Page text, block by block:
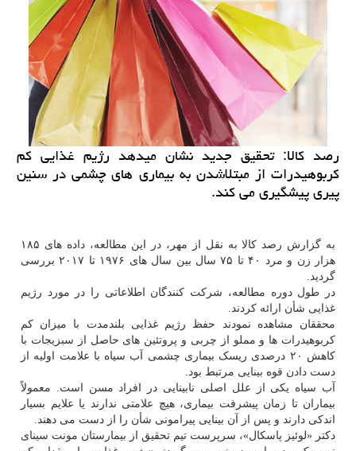
رصد كالا: تحقیق جدید نشان میدهد رژیم غذایی كم
كربوهیدرات از مبتلاشدن به بیماری های چشمی در سنین
پیری پیشگیری می كند.
به گزارش رصد کالا به نقل از مهر، در این مطالعه، داده های ۱۸۵
هزار زن و مرد ۴۰ تا ۷۵ سال بین سال های ۱۹۷۶ تا ۲۰۱۷ بررسی
گردید.
در طول دوره مطالعه، شرکت کنندگان اطلاعاتی را در مورد رژیم
غذایی شأن ارائه کردند.
محققان مشاهده نمودند حفظ رژیم غذایی بلندمدت با میزان کم
کربوهیدرات ها و مملو از چربی و پروتئین های حاصل از سبزیجات با
کاهش ۲۰ درصدی ریسک بیماری چشمی آب سیاه با علامت اولیه از
دست دادن قوه بینایی مرتبط بود.
آب سیاه یکی از علل اصلی نابینایی در افراد مسن است. معمولاً
بیماران تا زمان پیشرفت بیماری، هیچ علامتی ندارند یا علایم بسیار
اندکی دارند و پس از آن بینایی پیرامونی شأن را از دست می دهند.
دکتر «لوئیز پاسکال»، سرپرست تیم تحقیق از بیمارستان مونت سینای